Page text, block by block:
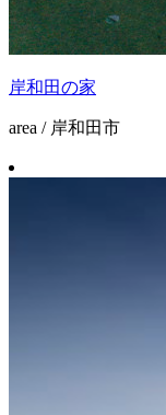
岸和田の家
area / 岸和田市